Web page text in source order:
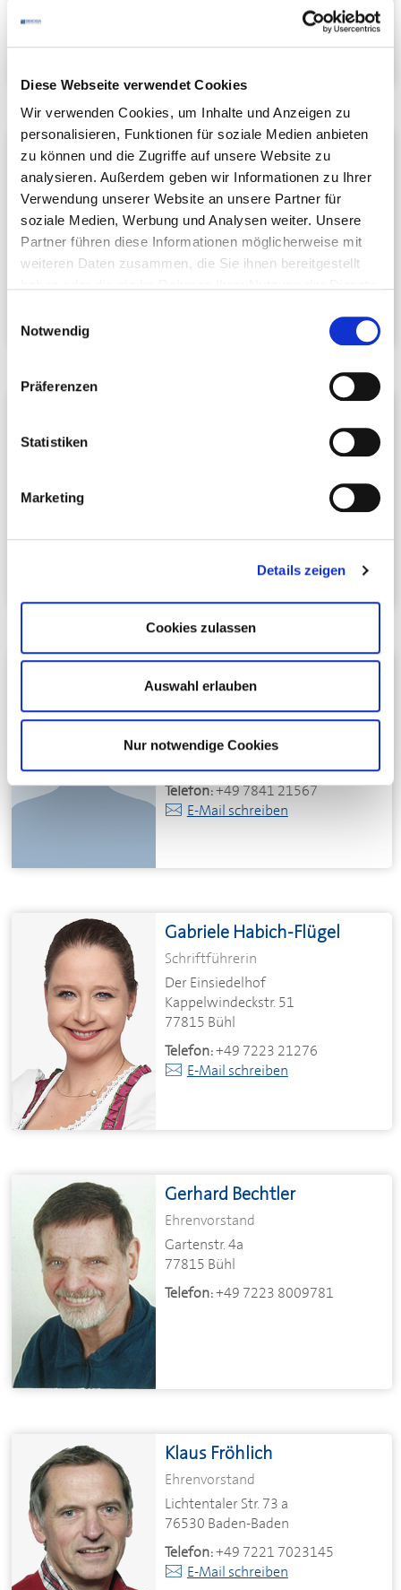
Diese Webseite verwendet Cookies
Wir verwenden Cookies, um Inhalte und Anzeigen zu
personalisieren, Funktionen für soziale Medien anbieten
zu können und die Zugriffe auf unsere Website zu
analysieren. Außerdem geben wir Informationen zu Ihrer
Verwendung unserer Website an unsere Partner für
soziale Medien, Werbung und Analysen weiter. Unsere
Partner führen diese Informationen möglicherweise mit
weiteren Daten zusammen, die Sie ihnen bereitgestellt
Notwendig
Präferenzen
Statistiken
Marketing
Details zeigen
Cookies zulassen
Auswahl erlauben
Nur notwendige Cookies
+49 7223 23172
Peter Leppert
Vorsitzender FG Berufsbildung
Hotel Jägersteig
Kappelwindeckstr. 95 A
77815 Bühl
Telefon: +49 7223 98590
Kassenprüfer
Restaurant Rebstock
Hauptstr. 50
Telefon:+49 7841 21567
E-Mail schreiben
Gabriele Habich-Flügel
Schriftführerin
Der Einsiedelhof
Kappelwindeckstr. 51
77815 Bühl
Telefon:+49 7223 21276
E-Mail schreiben
Gerhard Bechtler
Ehrenvorstand
Gartenstr. 4a
77815 Bühl
Telefon:+49 7223 8009781
Klaus Fröhlich
Ehrenvorstand
Lichtentaler Str. 73 a
76530 Baden-Baden
Telefon:+49 7221 7023145
E-Mail schreiben